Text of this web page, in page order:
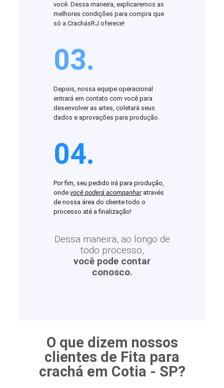
você. Dessa maneira, explicaremos as
melhores condições para compra que
só a CrachásRJ oferece!
03.
Depois, nossa equipe operacional
entrará em contato com você para
desenvolver as artes, coletará seus
dados e aprovações para produção.
04.
Por fim, seu pedido irá para produção,
ondevocê poderá acompanharatravés
de nossa área do cliente todo o
processo até a finalização!
Dessa maneira, ao longo de
todo processo,
você pode contar
conosco.
O que dizem nossos
clientes de Fita para
crachá em Cotia - SP?